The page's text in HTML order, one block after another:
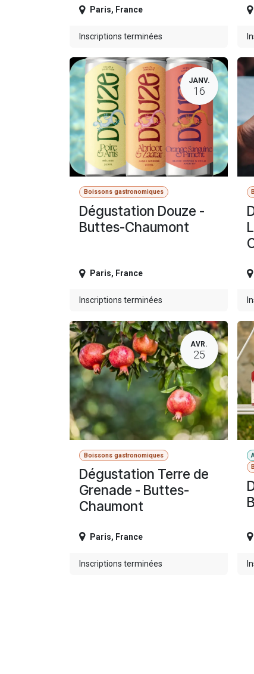
Paris, France
Inscriptions terminées
JANV.
16
Boissons gastronomiques
Dégustation Douze -
Buttes-Chaumont
Paris, France
Inscriptions terminées
AVR.
25
Boissons gastronomiques
Dégustation Terre de
Grenade - Buttes-
Chaumont
Paris, France
Inscriptions terminées